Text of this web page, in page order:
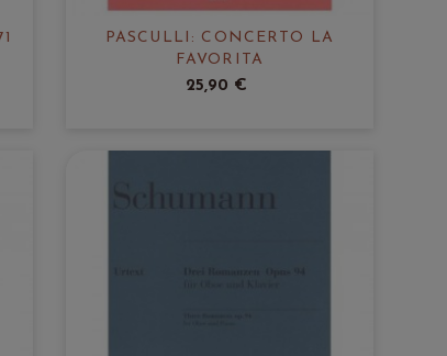
PASCULLI: CONCERTO LA
FAVORITA
25,90 €